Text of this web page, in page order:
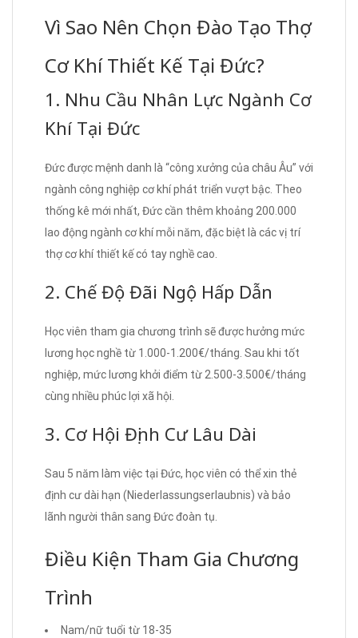
Vì Sao Nên Chọn Đào Tạo Thợ
Cơ Khí Thiết Kế Tại Đức?
1. Nhu Cầu Nhân Lực Ngành Cơ
Khí Tại Đức
Đức được mệnh danh là “công xưởng của châu Âu” với
ngành công nghiệp cơ khí phát triển vượt bậc. Theo
thống kê mới nhất, Đức cần thêm khoảng 200.000
lao động ngành cơ khí mỗi năm, đặc biệt là các vị trí
thợ cơ khí thiết kế có tay nghề cao.
2. Chế Độ Đãi Ngộ Hấp Dẫn
Học viên tham gia chương trình sẽ được hưởng mức
lương học nghề từ 1.000-1.200€/tháng. Sau khi tốt
nghiệp, mức lương khởi điểm từ 2.500-3.500€/tháng
cùng nhiều phúc lợi xã hội.
3. Cơ Hội Định Cư Lâu Dài
Sau 5 năm làm việc tại Đức, học viên có thể xin thẻ
định cư dài hạn (Niederlassungserlaubnis) và bảo
lãnh người thân sang Đức đoàn tụ.
Điều Kiện Tham Gia Chương
Trình
Nam/nữ tuổi từ 18-35